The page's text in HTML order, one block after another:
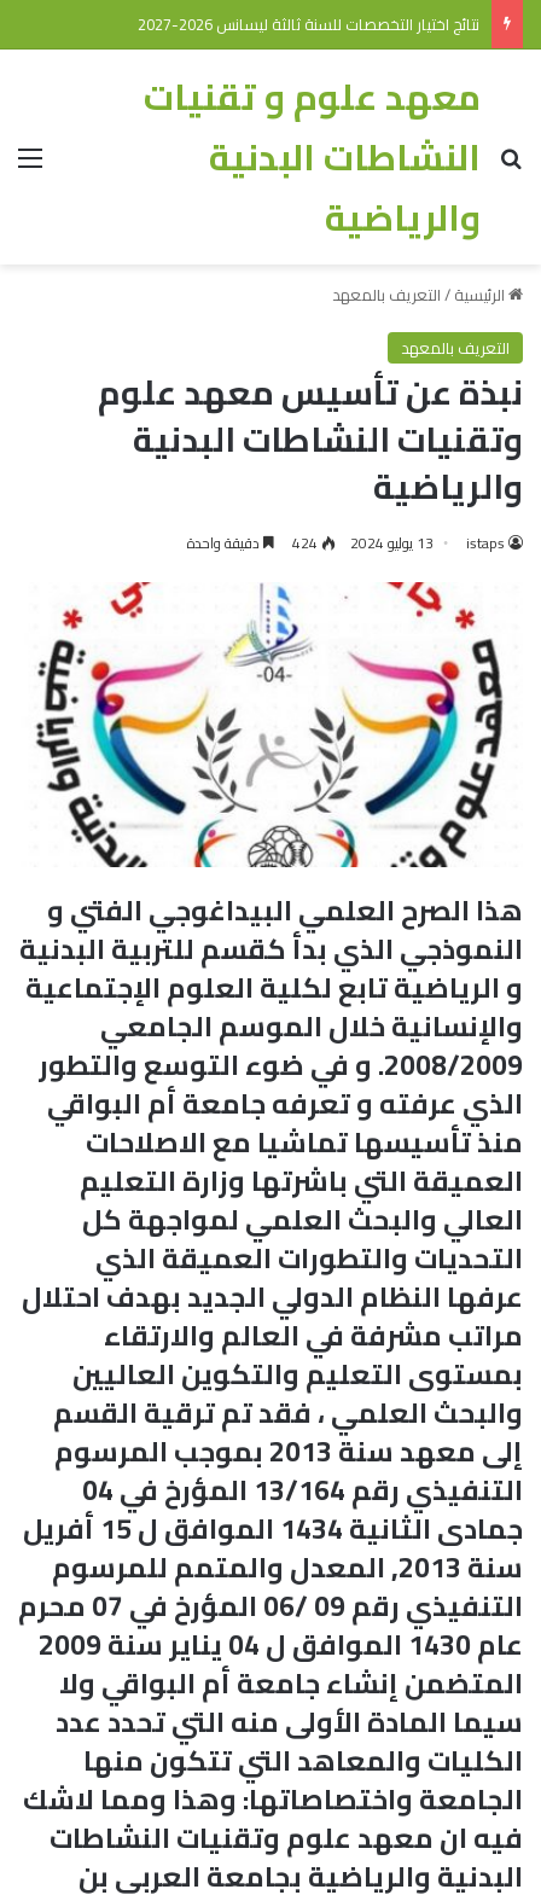
نتائج اختيار التخصصات للسنة ثالثة ليسانس 2026-2027
معهد علوم و تقنيات
النشاطات البدنية
والرياضية
الرئيسية/التعريف بالمعهد
التعريف بالمعهد
نبذة عن تأسيس معهد علوم
وتقنيات النشاطات البدنية
والرياضية
istaps 13 يوليو 2024 424 دقيقة واحدة
هذا الصرح العلمي البيداغوجي الفتي و
النموذجي الذي بدأ كقسم للتربية البدنية
و الرياضية تابع لكلية العلوم الإجتماعية
والإنسانية خلال الموسم الجامعي
2008/2009. و في ضوء التوسع والتطور
الذي عرفته و تعرفه جامعة أم البواقي
منذ تأسيسها تماشيا مع الاصلاحات
العميقة التي باشرتها وزارة التعليم
العالي والبحث العلمي لمواجهة كل
التحديات والتطورات العميقة الذي
عرفها النظام الدولي الجديد بهدف احتلال
مراتب مشرفة في العالم والارتقاء
بمستوى التعليم والتكوين العاليين
والبحث العلمي ، فقد تم ترقية القسم
إلى معهد سنة 2013 بموجب المرسوم
التنفيذي رقم 13/164 المؤرخ في 04
جمادى الثانية 1434 الموافق ل 15 أفريل
سنة 2013, المعدل والمتمم للمرسوم
التنفيذي رقم 09 /06 المؤرخ في 07 محرم
عام 1430 الموافق ل 04 يناير سنة 2009
المتضمن إنشاء جامعة أم البواقي ولا
سيما المادة الأولى منه التي تحدد عدد
الكليات والمعاهد التي تتكون منها
الجامعة واختصاصاتها: وهذا ومما لاشك
فيه ان معهد علوم وتقنيات النشاطات
البدنية والرياضية بجامعة العربي بن